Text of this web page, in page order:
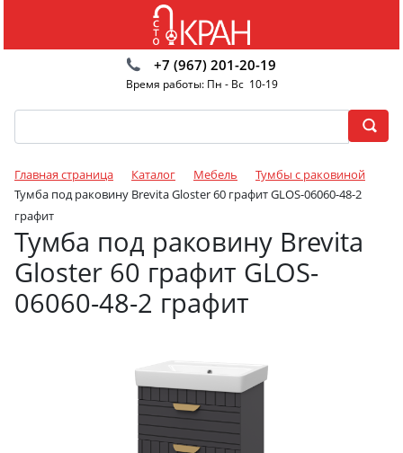
+7 (967) 201-20-19
Время работы: Пн - Вс 10-19
Главная страница Каталог Мебель
Тумбы с раковиной
Тумба под раковину Brevita Gloster 60 графит GLOS-06060-48-2
графит
Тумба под раковину Brevita
Gloster 60 графит GLOS-
06060-48-2 графит